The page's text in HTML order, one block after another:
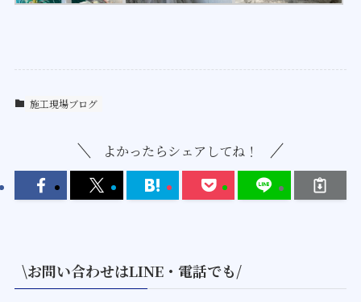
施工現場ブログ
よかったらシェアしてね！
\お問い合わせはLINE・電話でも/